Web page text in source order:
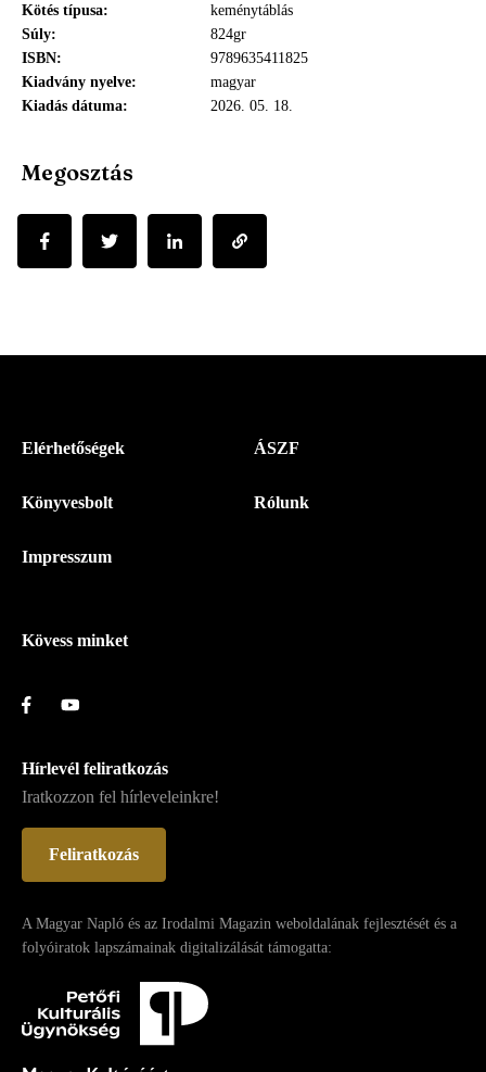
Kötés típusa
keménytáblás
Súly
824gr
ISBN
9789635411825
Kiadvány nyelve
magyar
Kiadás dátuma
2026. 05. 18.
Megosztás
Menü
Magyar
-
Elérhetőségek
Könyvesbolt
Impresszum
ÁSZF
Rólunk
Kövess minket
Hírlevél feliratkozás
Iratkozzon fel hírleveleinkre!
Feliratkozás
A Magyar Napló és az Irodalmi Magazin weboldalának fejlesztését és a
folyóiratok lapszámainak digitalizálását támogatta: